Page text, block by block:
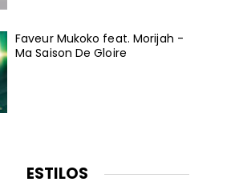
Faveur Mukoko feat. Morijah -
Ma Saison De Gloire
ESTILOS